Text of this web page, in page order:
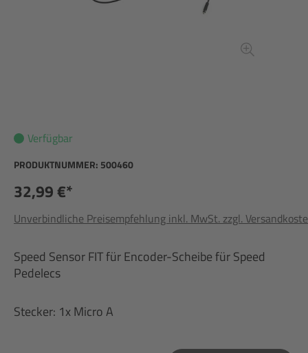
Verfügbar
PRODUKTNUMMER: 500460
32,99 €*
Unverbindliche Preisempfehlung inkl. MwSt. zzgl.
Speed Sensor FIT für Encoder-Scheibe für Speed
Pedelecs
Stecker: 1x Micro A